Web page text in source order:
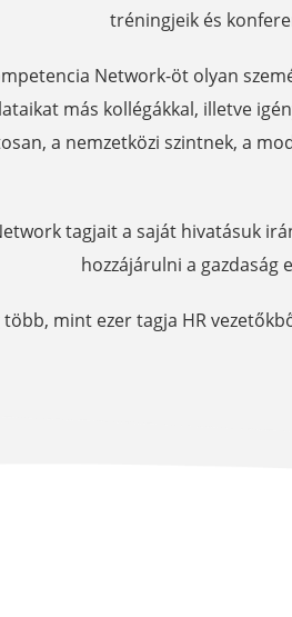
tréningjeik és
Network-öt olyan
más kollégákkal, illetve
a nemzetközi szintnek, a
tagjait a saját hivatásuk
hozzájárulni a gazdaság
több, mint ezer tagja HR